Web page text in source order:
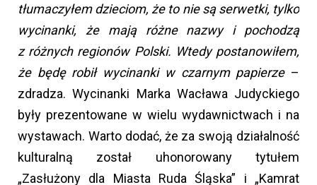
tłumaczyłem dzieciom, że to nie są serwetki, tylko
wycinanki, że mają różne nazwy i pochodzą
z różnych regionów Polski. Wtedy postanowiłem,
że będę robił wycinanki w czarnym papierze–
zdradza. Wycinanki Marka Wacława Judyckiego
były prezentowane w wielu wydawnictwach i na
wystawach. Warto dodać, że za swoją działalność
kulturalną został uhonorowany tytułem
„Zasłużony dla Miasta Ruda Śląska” i „Kamrat